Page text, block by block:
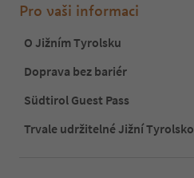
Pro vaši informaci
O Jižním Tyrolsku
Doprava bez bariér
Südtirol Guest Pass
Trvale udržitelné Jižní Tyrolsko